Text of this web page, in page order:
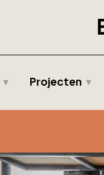
Projecten